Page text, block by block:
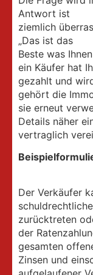
Antwort ist
ziemlich
„Das ist das
Beste was
ein Käufer hat
gezahlt und
gehört die
sie erneut
Details näher
vertraglich
Der Verkäufer
zurücktreten
der
gesamten
Zinsen und